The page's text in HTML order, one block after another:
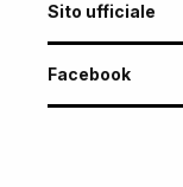
Sito ufficiale
Facebook